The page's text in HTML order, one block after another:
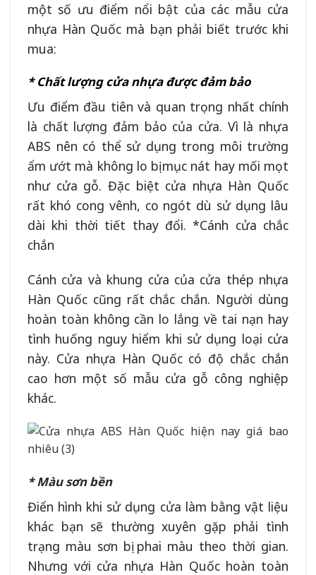
một số ưu điểm nổi bật của các mẫu cửa
nhựa Hàn Quốc mà bạn phải biết trước khi
mua:
* Chất lượng cửa nhựa được đảm bảo
Ưu điểm đầu tiên và quan trọng nhất chính
là chất lượng đảm bảo của cửa. Vì là nhựa
ABS nên có thể sử dụng trong môi trường
ẩm ướt mà không lo bị mục nát hay mối mọt
như cửa gỗ. Đặc biệt cửa nhựa Hàn Quốc
rất khó cong vênh, co ngót dù sử dụng lâu
dài khi thời tiết thay đổi. *Cánh cửa chắc
chắn
Cánh cửa và khung cửa của cửa thép nhựa
Hàn Quốc cũng rất chắc chắn. Người dùng
hoàn toàn không cần lo lắng về tai nạn hay
tình huống nguy hiểm khi sử dụng loại cửa
này. Cửa nhựa Hàn Quốc có độ chắc chắn
cao hơn một số mẫu cửa gỗ công nghiệp
khác.
* Màu sơn bền
Điển hình khi sử dụng cửa làm bằng vật liệu
khác bạn sẽ thường xuyên gặp phải tình
trạng màu sơn bị phai màu theo thời gian.
Nhưng với cửa nhựa Hàn Quốc hoàn toàn